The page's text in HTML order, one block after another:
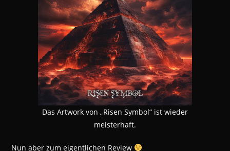
Das Artwork von „Risen Symbol“ ist wieder
meisterhaft.
Nun aber zum eigentlichen Review